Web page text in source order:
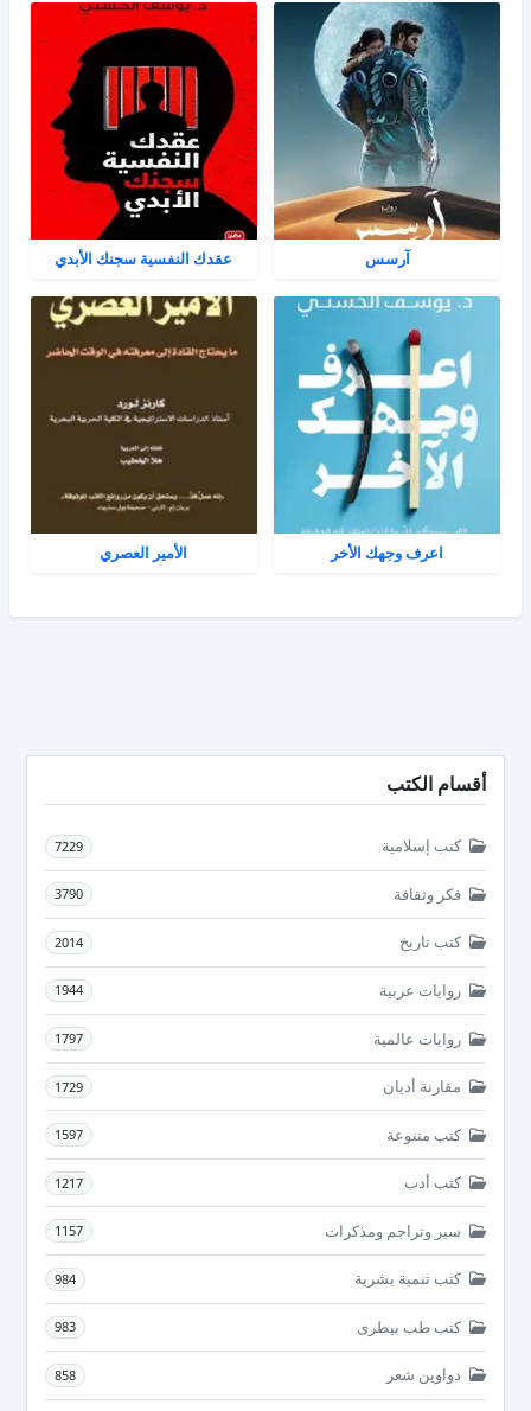
آرسس عقدك النفسية سجنك الأبدي
اعرف وجهك الأخر الأمير العصري
أقسام الكتب
كتب إسلامية 7229
فكر وثقافة 3790
كتب تاريخ 2014
روايات عربية 1944
روايات عالمية 1797
مقارنة أديان 1729
كتب متنوعة 1597
كتب أدب 1217
سير وتراجم ومذكرات 1157
كتب تنمية بشرية 984
كتب طب بيطرى 983
دواوين شعر 858